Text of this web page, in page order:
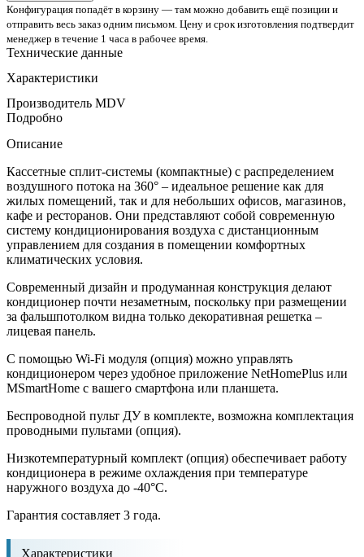
Конфигурация попадёт в корзину — там можно добавить ещё позиции и
отправить весь заказ одним письмом. Цену и срок изготовления подтвердит
менеджер в течение 1 часа в рабочее время.
Технические данные
Характеристики
Производитель MDV
Подробно
Описание
Кассетные сплит-системы (компактные) с распределением
воздушного потока на 360° – идеальное решение как для
жилых помещений, так и для небольших офисов, магазинов,
кафе и ресторанов. Они представляют собой современную
систему кондиционирования воздуха с дистанционным
управлением для создания в помещении комфортных
климатических условия.
Современный дизайн и продуманная конструкция делают
кондиционер почти незаметным, поскольку при размещении
за фальшпотолком видна только декоративная решетка –
лицевая панель.
С помощью Wi-Fi модуля (опция) можно управлять
кондиционером через удобное приложение NetHomePlus или
MSmartHome с вашего смартфона или планшета.
Беспроводной пульт ДУ в комплекте, возможна комплектация
проводными пультами (опция).
Низкотемпературный комплект (опция) обеспечивает работу
кондиционера в режиме охлаждения при температуре
наружного воздуха до -40°С.
Гарантия составляет 3 года.
Характеристики